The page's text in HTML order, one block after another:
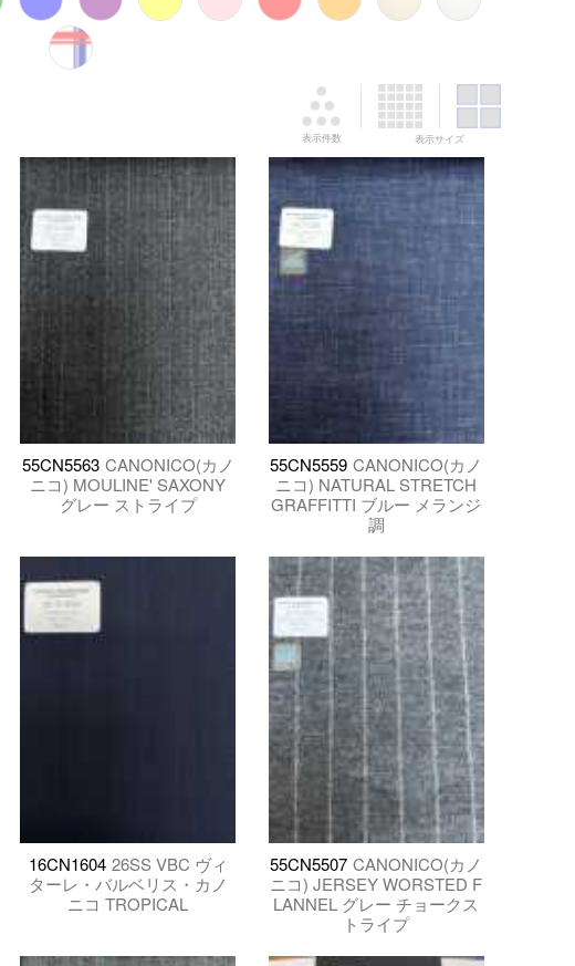
表示件数 表示サイズ
55CN5563 CANONICO(カノ
ニコ) MOULINE' SAXONY
グレー ストライプ
55CN5559 CANONICO(カノ
ニコ) NATURAL STRETCH
GRAFFITTI ブルー メランジ
調
16CN1604 26SS VBC ヴィ
ターレ・バルベリス・カノ
ニコ TROPICAL
55CN5507 CANONICO(カノ
ニコ) JERSEY WORSTED F
LANNEL グレー チョークス
トライプ